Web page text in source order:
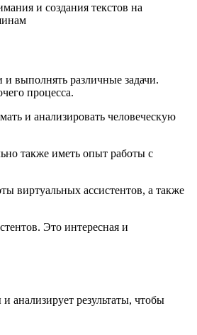
и создания текстов на
выполнять различные задачи.
процесса.
и анализировать человеческую
также иметь опыт работы с
виртуальных ассистентов, а также
Это интересная и
анализирует результаты, чтобы